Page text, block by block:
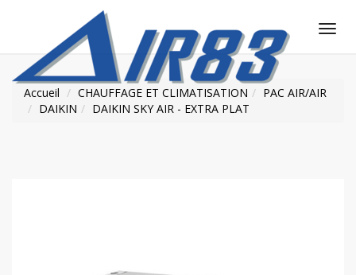
Accueil CHAUFFAGE ET CLIMATISATION
PAC AIR/AIR
DAIKIN
DAIKIN SKY AIR - EXTRA PLAT